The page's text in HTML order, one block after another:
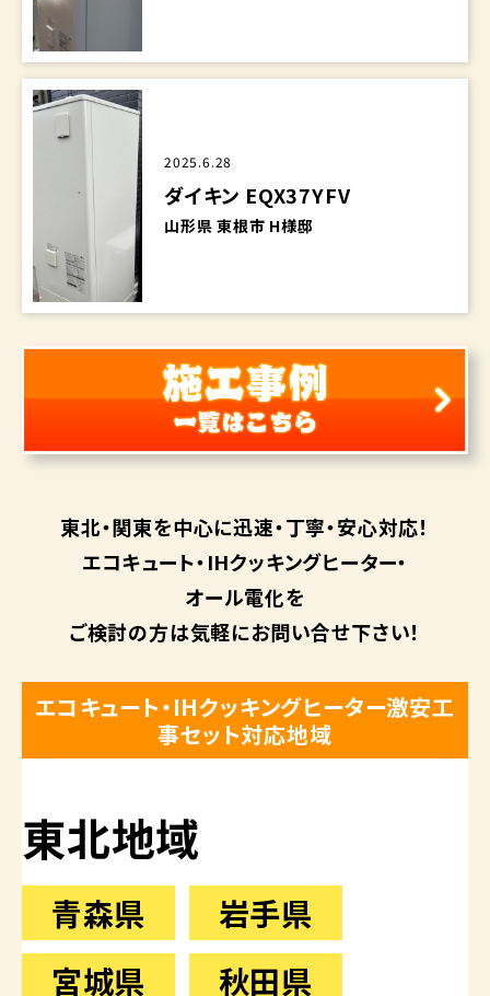
2025.6.28
ダイキン EQX37YFV
山形県 東根市 H様邸
東北・関東を中心に迅速・丁寧・安心対応！
エコキュート・IHクッキングヒーター・
オール電化を
ご検討の方は気軽にお問い合せ下さい！
エコキュート・IHクッキングヒーター激安工
事セット対応地域
東北地域
青森県
岩手県
宮城県
秋田県